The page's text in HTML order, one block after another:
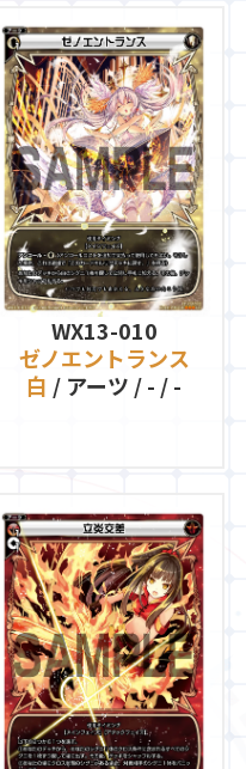
WX13-010
ゼノエントランス
白 / アーツ / - / -